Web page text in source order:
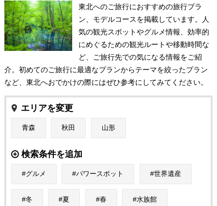
東北へのご旅行におすすめの旅行プラ
ン、モデルコースを掲載しています。人
気の観光スポットやグルメ情報、効率的
にめぐるための観光ルートや移動時間な
ど、ご旅行先での気になる情報をご紹
介。初めてのご旅行に最適なプランからテーマを絞ったプラン
など、東北へおでかけの際にはぜひ参考にしてみてください。
エリアを変更
青森 秋田 山形
検索条件を追加
グルメ パワースポット 世界遺産
冬 夏 春 水族館